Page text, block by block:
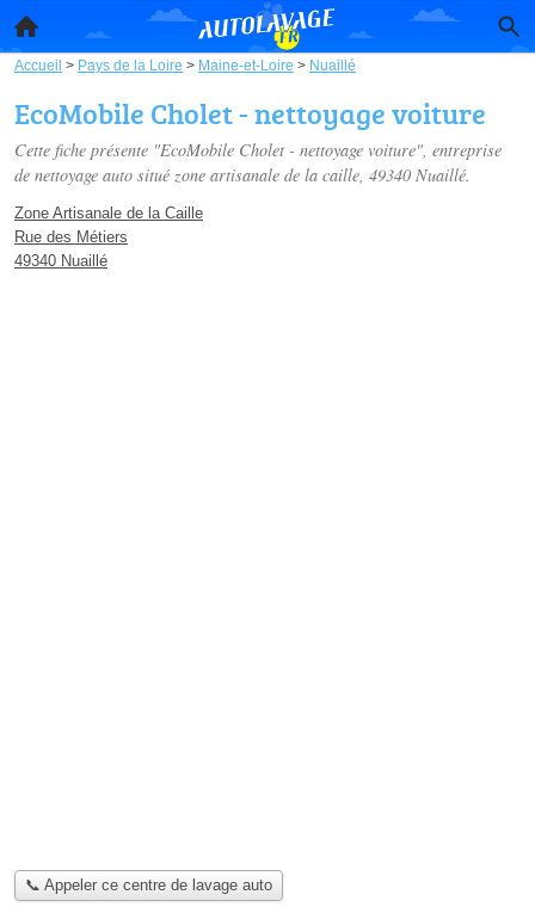
Accueil > Pays de la Loire > Maine-et-Loire > Nuaillé
EcoMobile Cholet - nettoyage voiture
Cette fiche présente "EcoMobile Cholet - nettoyage voiture", entreprise
de nettoyage auto situé zone artisanale de la caille, 49340 Nuaillé.
Zone Artisanale de la Caille
Rue des Métiers
49340 Nuaillé
📞 Appeler ce centre de lavage auto